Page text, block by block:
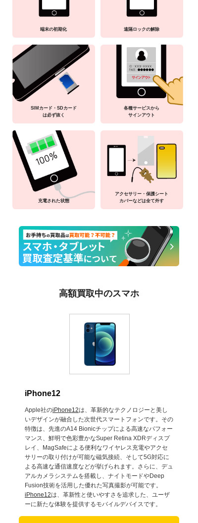
端末の初期化 遠隔ロックの解除
SIMカード・SDカード
は必ず抜く
各種サービスから
サインアウト
充電された状態
アクセサリー・保護シート
カバーなどは全て外す
高額買取中のスマホ
iPhone12
Apple社のiPhone12は、革新的なテクノロジーと美し
いデザインが融合した次世代スマートフォンです。その
特徴は、先進のA14 Bionicチップによる高速なパフォー
マンス、鮮明で色彩豊かなSuper Retina XDRディスプ
レイ、MagSafeによる便利なワイヤレス充電やアクセ
サリーの取り付けが可能な磁気接続、そして5G対応に
よる高速な通信速度などが挙げられます。さらに、デュ
アルカメラシステムを搭載し、ナイトモードやDeep
Fusion技術を活用した優れた写真撮影が可能です。
iPhone12は、革新性と使いやすさを追求した、ユーザ
ーに新たな体験を提供するモバイルデバイスです。